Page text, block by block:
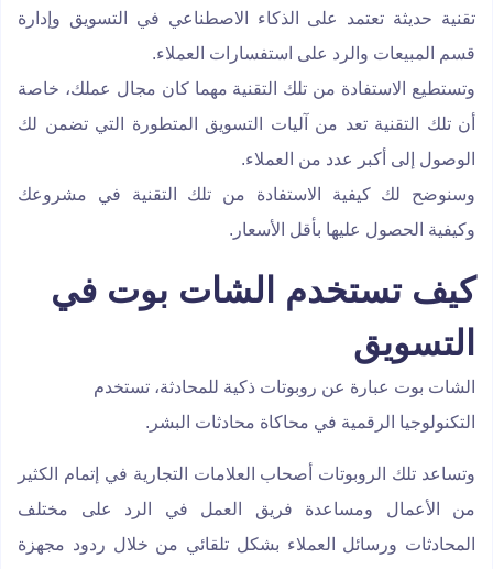
تقنية حديثة تعتمد على الذكاء الاصطناعي في التسويق وإدارة
قسم المبيعات والرد على استفسارات العملاء.
وتستطيع الاستفادة من تلك التقنية مهما كان مجال عملك، خاصة
أن تلك التقنية تعد من آليات التسويق المتطورة التي تضمن لك
الوصول إلى أكبر عدد من العملاء.
وسنوضح لك كيفية الاستفادة من تلك التقنية في مشروعك
وكيفية الحصول عليها بأقل الأسعار.
كيف تستخدم الشات بوت في
التسويق
الشات بوت عبارة عن روبوتات ذكية للمحادثة، تستخدم
التكنولوجيا الرقمية في محاكاة محادثات البشر.
وتساعد تلك الروبوتات أصحاب العلامات التجارية في إتمام الكثير
من الأعمال ومساعدة فريق العمل في الرد على مختلف
المحادثات ورسائل العملاء بشكل تلقائي من خلال ردود مجهزة